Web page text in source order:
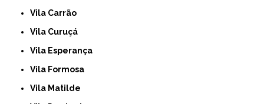
Vila Carrão
Vila Curuçá
Vila Esperança
Vila Formosa
Vila Matilde